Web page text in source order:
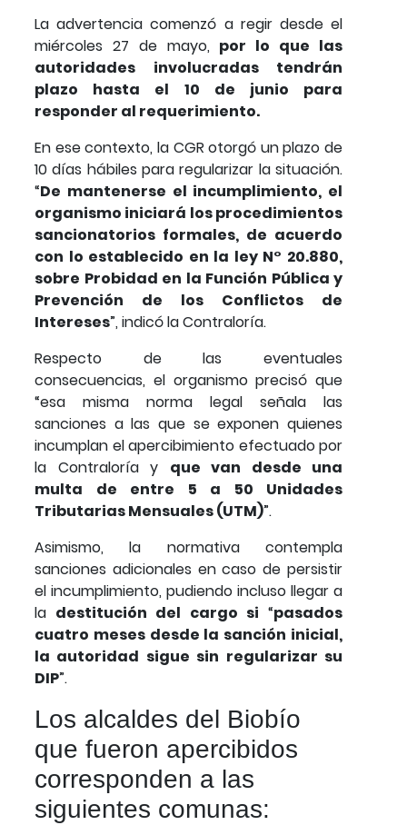
La advertencia comenzó a regir desde el
miércoles 27 de mayo, por lo que las
autoridades involucradas tendrán
plazo hasta el 10 de junio para
responder al requerimiento.
En ese contexto, la CGR otorgó un plazo de
10 días hábiles para regularizar la situación.
“De mantenerse el incumplimiento, el
organismo iniciará los procedimientos
sancionatorios formales, de acuerdo
con lo establecido en la ley N° 20.880,
sobre Probidad en la Función Pública y
Prevención de los Conflictos de
Intereses”, indicó la Contraloría.
Respecto de las eventuales
consecuencias, el organismo precisó que
“esa misma norma legal señala las
sanciones a las que se exponen quienes
incumplan el apercibimiento efectuado por
la Contraloría y que van desde una
multa de entre 5 a 50 Unidades
Tributarias Mensuales (UTM)”.
Asimismo, la normativa contempla
sanciones adicionales en caso de persistir
el incumplimiento, pudiendo incluso llegar a
la destitución del cargo si “pasados
cuatro meses desde la sanción inicial,
la autoridad sigue sin regularizar su
DIP”.
Los alcaldes del Biobío
que fueron apercibidos
corresponden a las
siguientes comunas: